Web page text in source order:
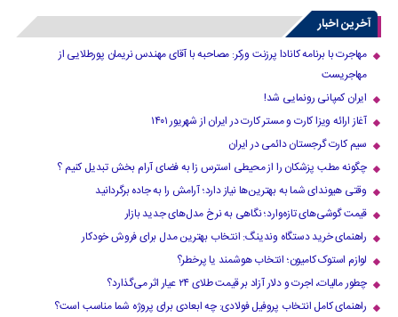
آخرین اخبار
مهاجرت با برنامه کانادا پرزنت ورکر: مصاحبه با آقای مهندس نریمان پورطلایی از
مهاجریست
ایران کمپانی رونمایی شد!
آغاز ارائه ویزا کارت و مستر کارت در ایران از شهریور ۱۴۰۱
سیم کارت گرجستان دائمی در ایران
چگونه مطب پزشکان را از محیطی استرس زا به فضای آرام بخش تبدیل کنیم ؟
وقتی هیوندای شما به بهترین‌ها نیاز دارد؛ آرامش را به جاده برگردانید
قیمت گوشی‌های تازه‌وارد؛ نگاهی به نرخ مدل‌های جدید بازار
راهنمای خرید دستگاه وندینگ: انتخاب بهترین مدل برای فروش خودکار
لوازم استوک کامیون؛ انتخاب هوشمند یا پرخطر؟
چطور مالیات، اجرت و دلار آزاد بر قیمت طلای ۲۴ عیار اثر می‌گذارد؟
راهنمای کامل انتخاب پروفیل فولادی: چه ابعادی برای پروژه شما مناسب است؟